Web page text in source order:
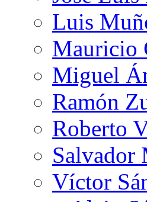
Luis
Mauricio
Miguel
Ramón
Roberto
Salvador
Víctor